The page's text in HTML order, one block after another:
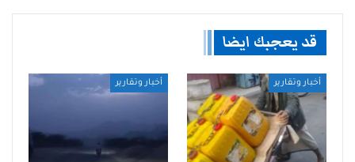
قد يعجبك ايضا
أخبار وتقارير أخبار وتقارير